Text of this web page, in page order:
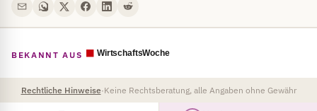
BEKANNT AUS
Rechtliche Hinweise·Keine Rechtsberatung, alle Angaben ohne Gewähr